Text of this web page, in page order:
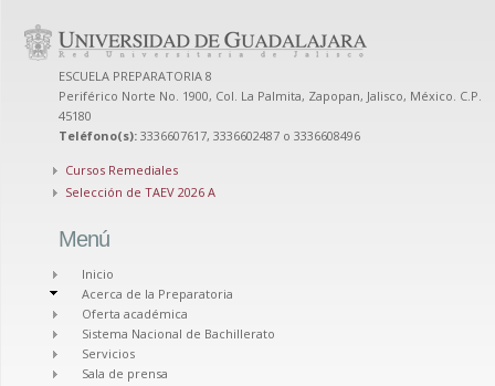
ESCUELA PREPARATORIA 8
Periférico Norte No. 1900, Col. La Palmita, Zapopan, Jalisco, México. C.P.
45180
Teléfono(s): 3336607617, 3336602487 o 3336608496
Cursos Remediales
Selección de TAEV 2026 A
Menú
Inicio
Acerca de la Preparatoria
Oferta académica
Sistema Nacional de Bachillerato
Servicios
Sala de prensa